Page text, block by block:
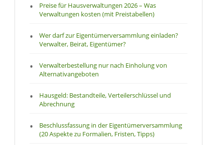
Preise für Hausverwaltungen 2026 – Was
Verwaltungen kosten (mit Preistabellen)
Wer darf zur Eigentümerversammlung einladen?
Verwalter, Beirat, Eigentümer?
Verwalterbestellung nur nach Einholung von
Alternativangeboten
Hausgeld: Bestandteile, Verteilerschlüssel und
Abrechnung
Beschlussfassung in der Eigentümerversammlung
(20 Aspekte zu Formalien, Fristen, Tipps)